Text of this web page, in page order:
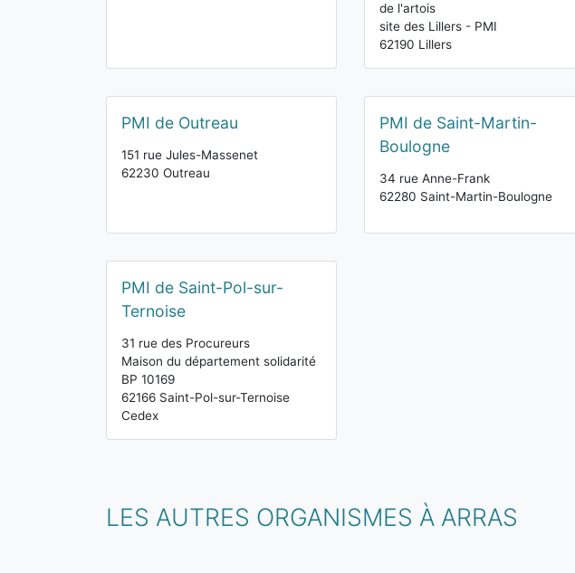
de l'artois
site des Lillers - PMI
62190 Lillers
PMI de Outreau
151 rue Jules-Massenet
62230 Outreau
PMI de Saint-Martin-
Boulogne
34 rue Anne-Frank
62280 Saint-Martin-Boulogne
PMI de Saint-Pol-sur-
Ternoise
31 rue des Procureurs
Maison du département solidarité
BP 10169
62166 Saint-Pol-sur-Ternoise
Cedex
LES AUTRES ORGANISMES À ARRAS